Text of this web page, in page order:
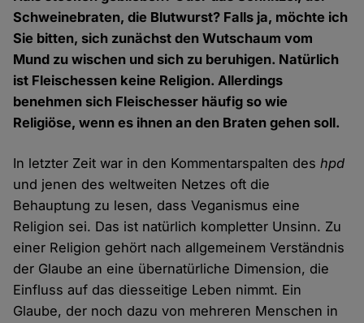
Schweinebraten, die Blutwurst? Falls ja, möchte ich
Sie bitten, sich zunächst den Wutschaum vom
Mund zu wischen und sich zu beruhigen. Natürlich
ist Fleischessen keine Religion. Allerdings
benehmen sich Fleischesser häufig so wie
Religiöse, wenn es ihnen an den Braten gehen soll.
In letzter Zeit war in den Kommentarspalten deshpd
und jenen des weltweiten Netzes oft die
Behauptung zu lesen, dass Veganismus eine
Religion sei. Das ist natürlich kompletter Unsinn. Zu
einer Religion gehört nach allgemeinem Verständnis
der Glaube an eine übernatürliche Dimension, die
Einfluss auf das diesseitige Leben nimmt. Ein
Glaube, der noch dazu von mehreren Menschen in